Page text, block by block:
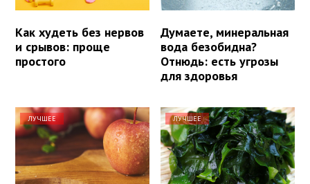
Как худеть без нервов
и срывов: проще
простого
Думаете, минеральная
вода безобидна?
Отнюдь: есть угрозы
для здоровья
ЛУЧШЕЕ ЛУЧШЕЕ